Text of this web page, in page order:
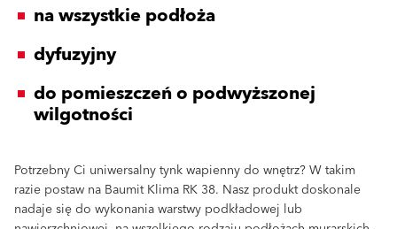
na wszystkie podłoża
dyfuzyjny
do pomieszczeń o podwyższonej
wilgotności
Potrzebny Ci uniwersalny tynk wapienny do wnętrz? W takim
razie postaw na Baumit Klima RK 38. Nasz produkt doskonale
nadaje się do wykonania warstwy podkładowej lub